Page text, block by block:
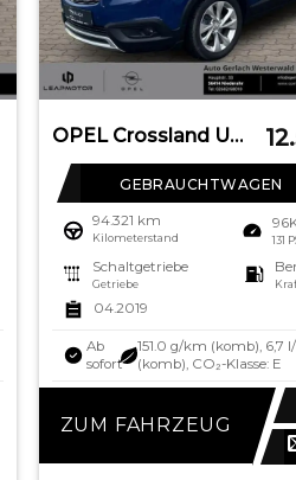
OPEL Crossland Ultimate 1.2 Turbo EU6d-T HUD Navi LED
GEBRAUCHTWAGEN
94.321 km
Kilometerstand 131
Schaltgetriebe
Getriebe
04.2019
Ab
sofort
151.0 g/km (komb), 6,7
(komb), CO₂-Klasse: E
ZUM FAHRZEUG